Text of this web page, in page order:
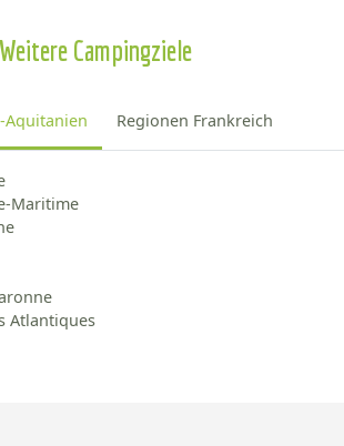
Weitere Campingziele
Aquitanien Regionen Frankreich
Maritime
Atlantiques